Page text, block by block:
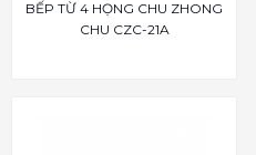
BẾP TỪ 4 HỌNG CHU ZHONG
CHU CZC-21A